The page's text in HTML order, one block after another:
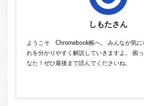
しもたさん
ようこそ Chromebook帳へ。 みんなが気に
れを分かりやすく解説していきますよ。 困
なた！ぜひ最後まで読んでくださいね。